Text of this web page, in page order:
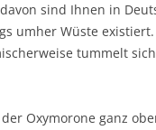
sind Ihnen in
umher Wüste
tummelt
Oxymorone ganz